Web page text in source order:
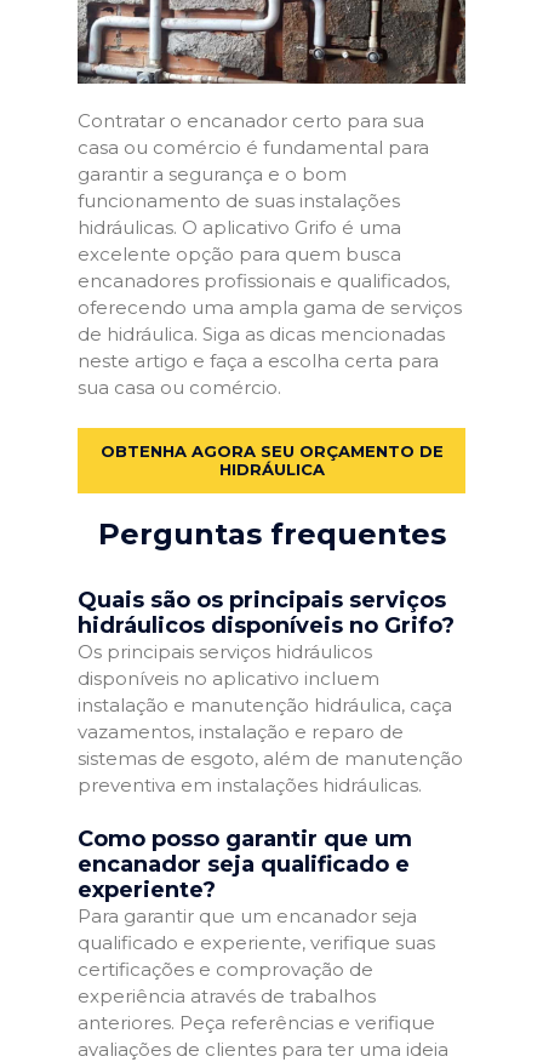
Contratar o encanador certo para sua
casa ou comércio é fundamental para
garantir a segurança e o bom
funcionamento de suas instalações
hidráulicas. O aplicativo Grifo é uma
excelente opção para quem busca
encanadores profissionais e qualificados,
oferecendo uma ampla gama de serviços
de hidráulica. Siga as dicas mencionadas
neste artigo e faça a escolha certa para
sua casa ou comércio.
OBTENHA AGORA SEU ORÇAMENTO DE
HIDRÁULICA
Perguntas frequentes
Quais são os principais serviços
hidráulicos disponíveis no Grifo?
Os principais serviços hidráulicos
disponíveis no aplicativo incluem
instalação e manutenção hidráulica, caça
vazamentos, instalação e reparo de
sistemas de esgoto, além de manutenção
preventiva em instalações hidráulicas.
Como posso garantir que um
encanador seja qualificado e
experiente?
Para garantir que um encanador seja
qualificado e experiente, verifique suas
certificações e comprovação de
experiência através de trabalhos
anteriores. Peça referências e verifique
avaliações de clientes para ter uma ideia